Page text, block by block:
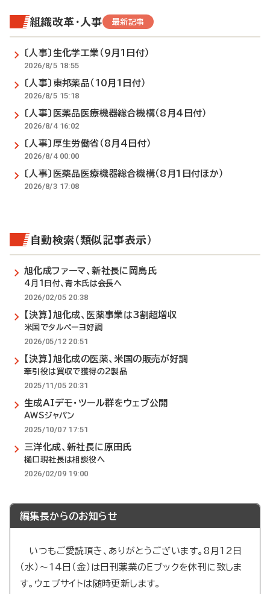
組織改革・人事 最新記事
〔人事〕生化学工業（9月1日付）
2026/8/5 18:55
〔人事〕東邦薬品（10月1日付）
2026/8/5 15:18
〔人事〕医薬品医療機器総合機構（8月4日付）
2026/8/4 16:02
〔人事〕厚生労働省（8月4日付）
2026/8/4 00:00
〔人事〕医薬品医療機器総合機構（8月1日付ほか）
2026/8/3 17:08
自動検索（類似記事表示）
旭化成ファーマ、新社長に岡島氏
4月1日付、青木氏は会長へ
2026/02/05 20:38
【決算】旭化成、医薬事業は3割超増収
米国でタルペーヨ好調
2026/05/12 20:51
【決算】旭化成の医薬、米国の販売が好調
牽引役は買収で獲得の2製品
2025/11/05 20:31
生成AIデモ・ツール群をウェブ公開
AWSジャパン
2025/10/07 17:51
三洋化成、新社長に原田氏
樋口現社長は相談役へ
2026/02/09 19:00
編集長からのお知らせ
いつもご愛読頂き、ありがとうございます。8月12日
（水）～14日（金）は日刊薬業のEブックを休刊に致しま
す。ウェブサイトは随時更新します。